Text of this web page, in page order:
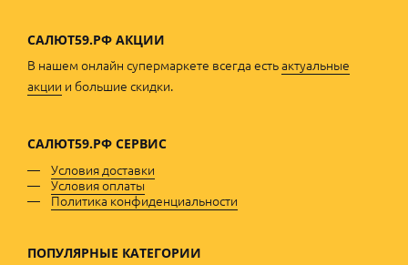
САЛЮТ59.РФ АКЦИИ
В нашем онлайн супермаркете всегда естьактуальные
акции и большие скидки.
САЛЮТ59.РФ СЕРВИС
Условия доставки
Условия оплаты
Политика конфиденциальности
ПОПУЛЯРНЫЕ КАТЕГОРИИ